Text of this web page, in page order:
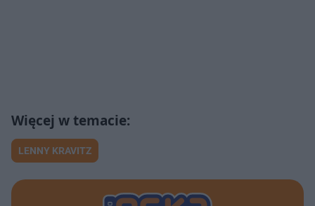
LENNY KRAVITZ